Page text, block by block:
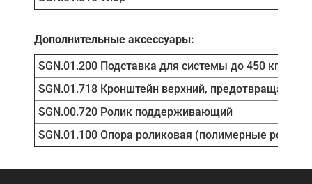
Дополнительные аксессуары:
SGN.01.200 Подставка для системы до 450 кг
SGN.01.718 Кронштейн верхний, предотвращает
SGN.00.720 Ролик поддерживающий
SGN.01.100 Опора роликовая (полимерные ролики)